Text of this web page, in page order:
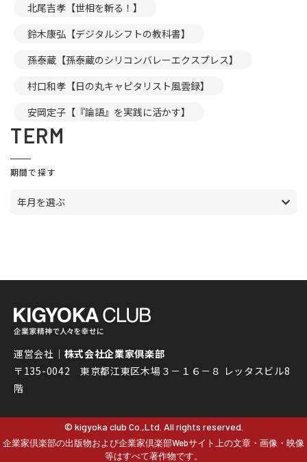
北尾吉孝【世相を斬る！】
鈴木康弘【デジタルシフトの教科書】
孫泰蔵【孫泰蔵のシリコンバレーエクスプレス】
村口和孝【日の丸キャピタリスト風雲録】
安岡定子【『論語』を実践に活かす】
TERM
期間で探す
年月を選ぶ
運営会社｜ 株式会社企業家倶楽部
〒135-0042 東京都江東区木場３－１６－８ レッタスビル8
階
© kigyoka club Co.,Ltd. All rights reserved.
企業家倶楽部の出版物および企業家倶楽部Webサイト上の文章・画像・映像
等はすべて著作物です。